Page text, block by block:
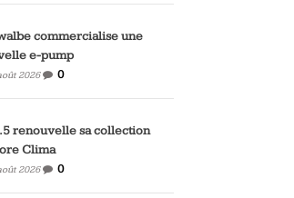
commercialise une
e-pump
2026 0
renouvelle sa collection
Clima
2026 0